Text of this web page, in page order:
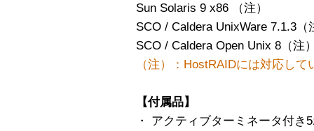
Sun Solaris 9 x86 （注）
SCO / Caldera UnixWare 7.1.3（
SCO / Caldera Open Unix 8（注
（注）：HostRAIDには対応して
【付属品】
・ アクティブターミネータ付き